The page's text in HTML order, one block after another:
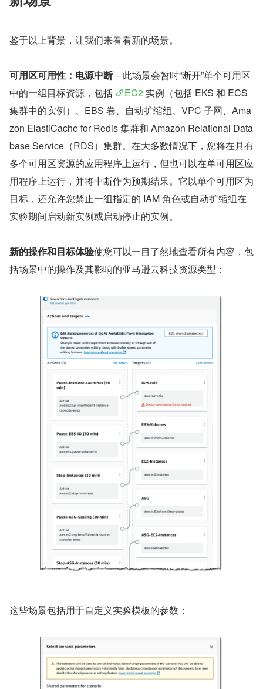
鉴于以上背景，让我们来看看新的场景。
可用区可用性：电源中断 – 此场景会暂时“断开”单个可用区
中的一组目标资源，包括
EC2 实例（包括 EKS 和 ECS
集群中的实例）、EBS 卷、自动扩缩组、VPC 子网、Ama
zon ElastiCache for Redis 集群和 Amazon Relational Data
base Service（RDS）集群。在大多数情况下，您将在具有
多个可用区资源的应用程序上运行，但也可以在单可用区应
用程序上运行，并将中断作为预期结果。它以单个可用区为
目标，还允许您禁止一组指定的 IAM 角色或自动扩缩组在
实验期间启动新实例或启动停止的实例。
新的操作和目标体验使您可以一目了然地查看所有内容，包
括场景中的操作及其影响的亚马逊云科技资源类型：
这些场景包括用于自定义实验模板的参数：